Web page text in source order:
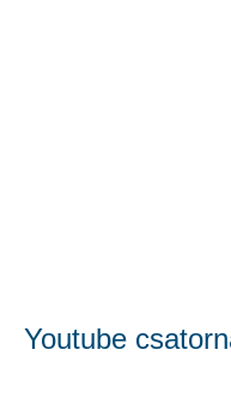
Youtube